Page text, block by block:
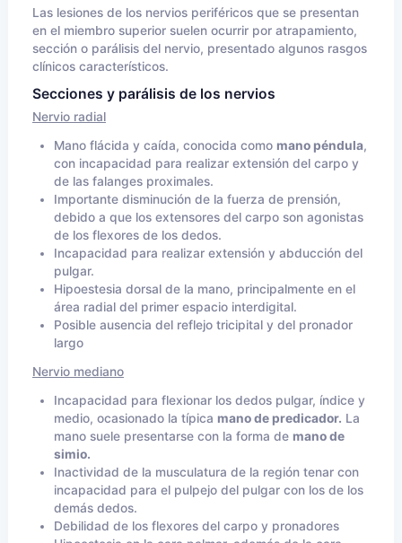
Las lesiones de los nervios periféricos que se presentan
en el miembro superior suelen ocurrir por atrapamiento,
sección o parálisis del nervio, presentado algunos rasgos
clínicos característicos.
Secciones y parálisis de los nervios
Nervio radial
Mano flácida y caída, conocida como mano péndula,
con incapacidad para realizar extensión del carpo y
de las falanges proximales.
Importante disminución de la fuerza de prensión,
debido a que los extensores del carpo son agonistas
de los flexores de los dedos.
Incapacidad para realizar extensión y abducción del
pulgar.
Hipoestesia dorsal de la mano, principalmente en el
área radial del primer espacio interdigital.
Posible ausencia del reflejo tricipital y del pronador
largo
Nervio mediano
Incapacidad para flexionar los dedos pulgar, índice y
medio, ocasionado la típica mano de predicador. La
mano suele presentarse con la forma de mano de
simio.
Inactividad de la musculatura de la región tenar con
incapacidad para el pulpejo del pulgar con los de los
demás dedos.
Debilidad de los flexores del carpo y pronadores